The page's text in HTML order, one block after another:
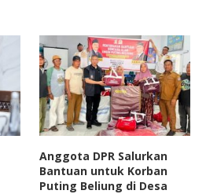
Anggota DPR Salurkan
Bantuan untuk Korban
Puting Beliung di Desa